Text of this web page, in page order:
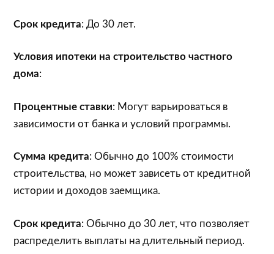
Срок кредита: До 30 лет.
Условия ипотеки на строительство частного
дома:
Процентные ставки: Могут варьироваться в
зависимости от банка и условий программы.
Сумма кредита: Обычно до 100% стоимости
строительства, но может зависеть от кредитной
истории и доходов заемщика.
Срок кредита: Обычно до 30 лет, что позволяет
распределить выплаты на длительный период.